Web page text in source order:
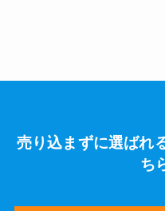
売り込まずに選ばれ
ち